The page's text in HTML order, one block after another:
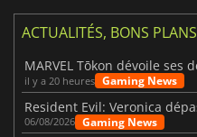
ACTUALITÉS, BONS PLANS
il y a 20 heures Gaming News
06/08/2026 Gaming News